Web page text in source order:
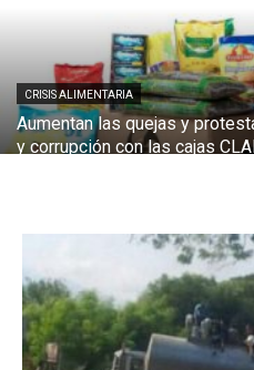
CRISIS ALIMENTARIA
Aumentan las quejas y
y corrupción con las cajas